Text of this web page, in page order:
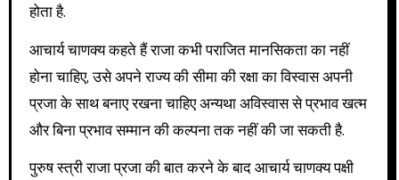
होता है.
आचार्य चाणक्य कहते हैं राजा कभी पराजित मानसिकता का नहीं
होना चाहिए, उसे अपने राज्य की सीमा की रक्षा का विस्वास अपनी
प्रजा के साथ बनाए रखना चाहिए अन्यथा अविस्वास से प्रभाव खत्म
और बिना प्रभाव सम्मान की कल्पना तक नहीं की जा सकती है.
पुरुष स्त्री राजा प्रजा की बात करने के बाद आचार्य चाणक्य पक्षी